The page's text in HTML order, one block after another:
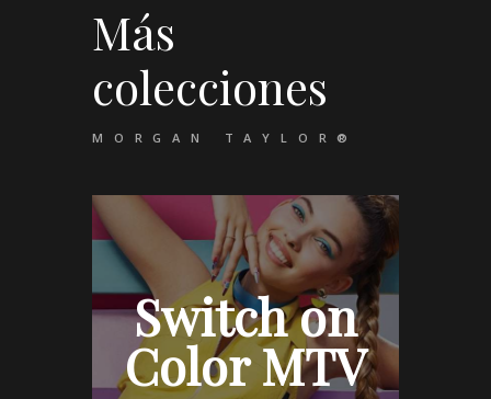
Más
colecciones
MORGAN TAYLOR®
Switch on
Color MTV